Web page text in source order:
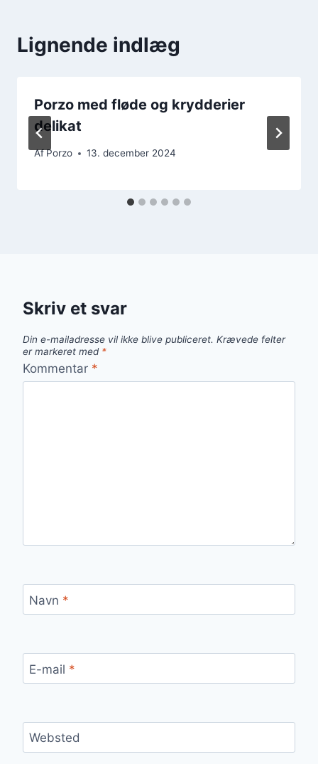
Lignende indlæg
Porzo med fløde og krydderier
delikat
AfPorzo 13. december 2024
Skriv et svar
Din e-mailadresse vil ikke blive publiceret. Krævede felter
er markeret med *
Kommentar *
Navn *
E-mail *
Websted